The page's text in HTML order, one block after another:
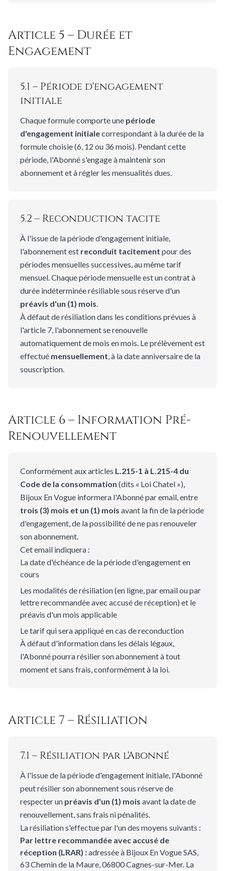
Article 5 – Durée et
Engagement
5.1 – Période d'engagement
initiale
Chaque formule comporte une période
d'engagement initialecorrespondant à la durée de la
formule choisie (6, 12 ou 36 mois). Pendant cette
période, l'Abonné s'engage à maintenir son
abonnement et à régler les mensualités dues.
5.2 – Reconduction tacite
À l'issue de la période d'engagement initiale,
l'abonnement est reconduit tacitement pour des
périodes mensuelles successives, au même tarif
mensuel. Chaque période mensuelle est un contrat à
durée indéterminée résiliable sous réserve d'un
préavis d'un (1) mois.
À défaut de résiliation dans les conditions prévues à
l'article 7, l'abonnement se renouvelle
automatiquement de mois en mois. Le prélèvement est
effectué mensuellement, à la date anniversaire de la
souscription.
Article 6 – Information Pré-
Renouvellement
Conformément aux articles L.215-1 à L.215-4 du
Code de la consommation (dits « Loi Chatel »),
Bijoux En Vogue informera l'Abonné par email, entre
trois (3) mois et un (1) mois avant la fin de la période
d'engagement, de la possibilité de ne pas renouveler
son abonnement.
Cet email indiquera :
La date d'échéance de la période d'engagement en
cours
Les modalités de résiliation (en ligne, par email ou par
lettre recommandée avec accusé de réception) et le
préavis d'un mois applicable
Le tarif qui sera appliqué en cas de reconduction
À défaut d'information dans les délais légaux,
l'Abonné pourra résilier son abonnement à tout
moment et sans frais, conformément à la loi.
Article 7 – Résiliation
7.1 – Résiliation par l'Abonné
À l'issue de la période d'engagement initiale, l'Abonné
peut résilier son abonnement sous réserve de
respecter un préavis d'un (1) mois avant la date de
renouvellement, sans frais ni pénalités.
La résiliation s'effectue par l'un des moyens suivants :
Par lettre recommandée avec accusé de
réception (LRAR) :adressée à Bijoux En Vogue SAS,
63 Chemin de la Maure, 06800 Cagnes-sur-Mer. La